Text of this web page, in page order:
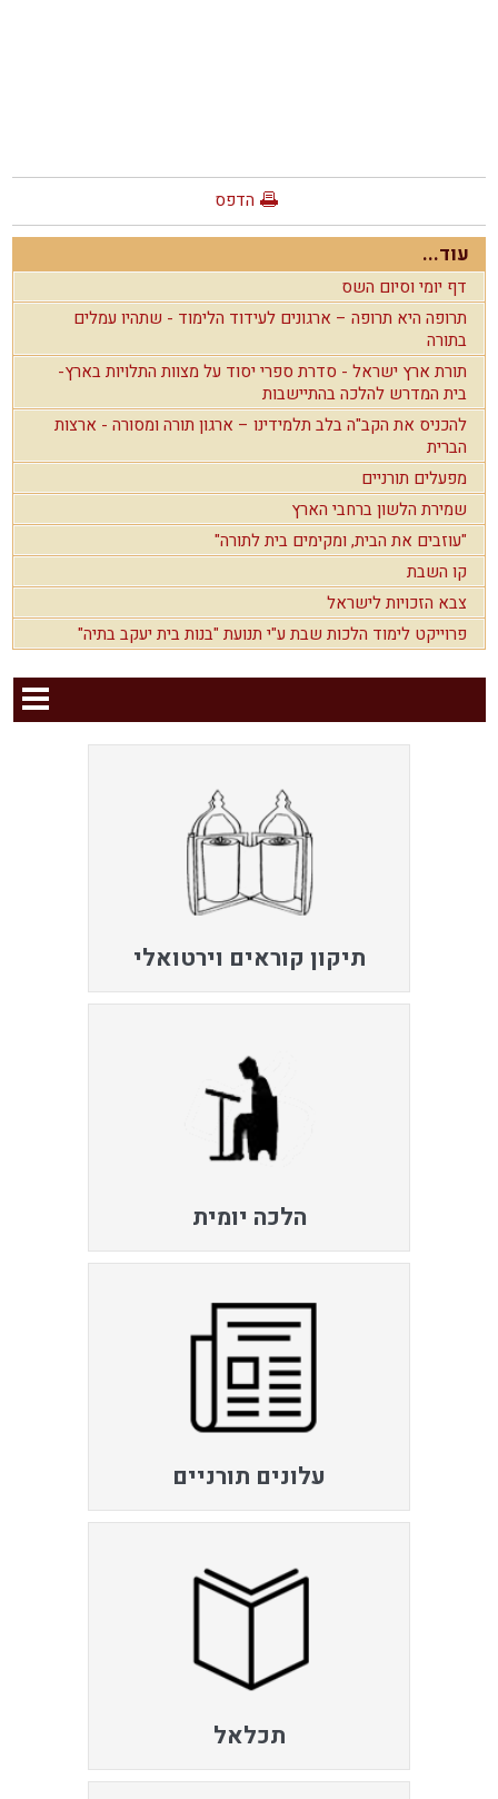
הדפס
עוד...
דף יומי וסיום השס
תרופה היא תרופה – ארגונים לעידוד הלימוד - שתהיו עמלים
בתורה
תורת ארץ ישראל - סדרת ספרי יסוד על מצוות התלויות בארץ-
בית המדרש להלכה בהתיישבות
להכניס את הקב"ה בלב תלמידינו – ארגון תורה ומסורה - ארצות
הברית
מפעלים תורניים
שמירת הלשון ברחבי הארץ
"עוזבים את הבית, ומקימים בית לתורה"
קו השבת
צבא הזכויות לישראל
פרוייקט לימוד הלכות שבת ע"י תנועת "בנות בית יעקב בתיה"
תיקון קוראים וירטואלי
הלכה יומית
עלונים תורניים
תכלאל